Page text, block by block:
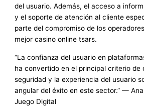
del usuario. Además, el acceso a
y el soporte de atención al cliente
parte del compromiso de los
mejor casino online tsars.
“La confianza del usuario en
ha convertido en el principal criterio de
seguridad y la experiencia del usuario
angular del éxito en este sector.” —
Juego Digital